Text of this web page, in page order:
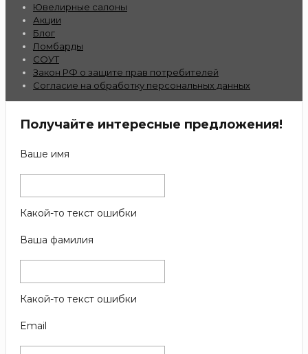
Ювелирные салоны
Акции
Блог
Ломбарды
СОУТ
Закон РФ о защите прав потребителей
Согласие на обработку персональных данных
Получайте интересные предложения!
Ваше имя
Какой-то текст ошибки
Ваша фамилия
Какой-то текст ошибки
Email